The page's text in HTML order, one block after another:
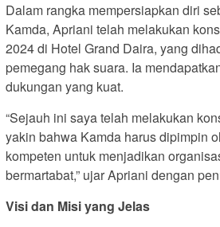
Dalam rangka mempersiapkan diri
Kamda, Apriani telah melakukan
2024 di Hotel Grand Daira, yang
pemegang hak suara. Ia
dukungan yang kuat.
“Sejauh ini saya telah melakukan
yakin bahwa Kamda harus dipimpin
kompeten untuk menjadikan
bermartabat,” ujar Apriani dengan
Visi dan Misi yang Jelas